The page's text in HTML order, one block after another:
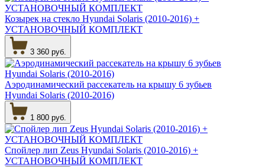
Козырек на стекло Hyundai Solaris (2010-2016) +
УСТАНОВОЧНЫЙ КОМПЛЕКТ
3 360 руб.
Аэродинамический рассекатель на крышу 6 зубьев
Hyundai Solaris (2010-2016)
1 800 руб.
Спойлер лип Zeus Hyundai Solaris (2010-2016) +
УСТАНОВОЧНЫЙ КОМПЛЕКТ